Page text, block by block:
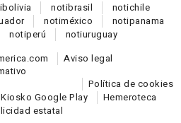
bolivia notibrasil notichile
notiméxico notipanama
notiperú notiuruguay
Aviso legal
Política de cookies
Kiosko Google Play
Hemeroteca
estatal